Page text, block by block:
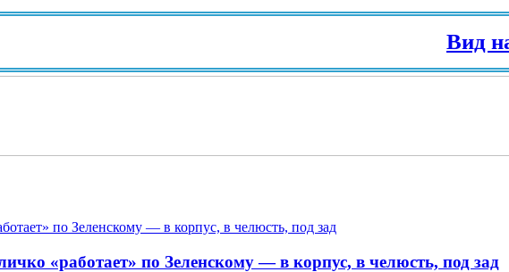
Вид на
«работает» по Зеленскому — в корпус, в челюсть, под зад